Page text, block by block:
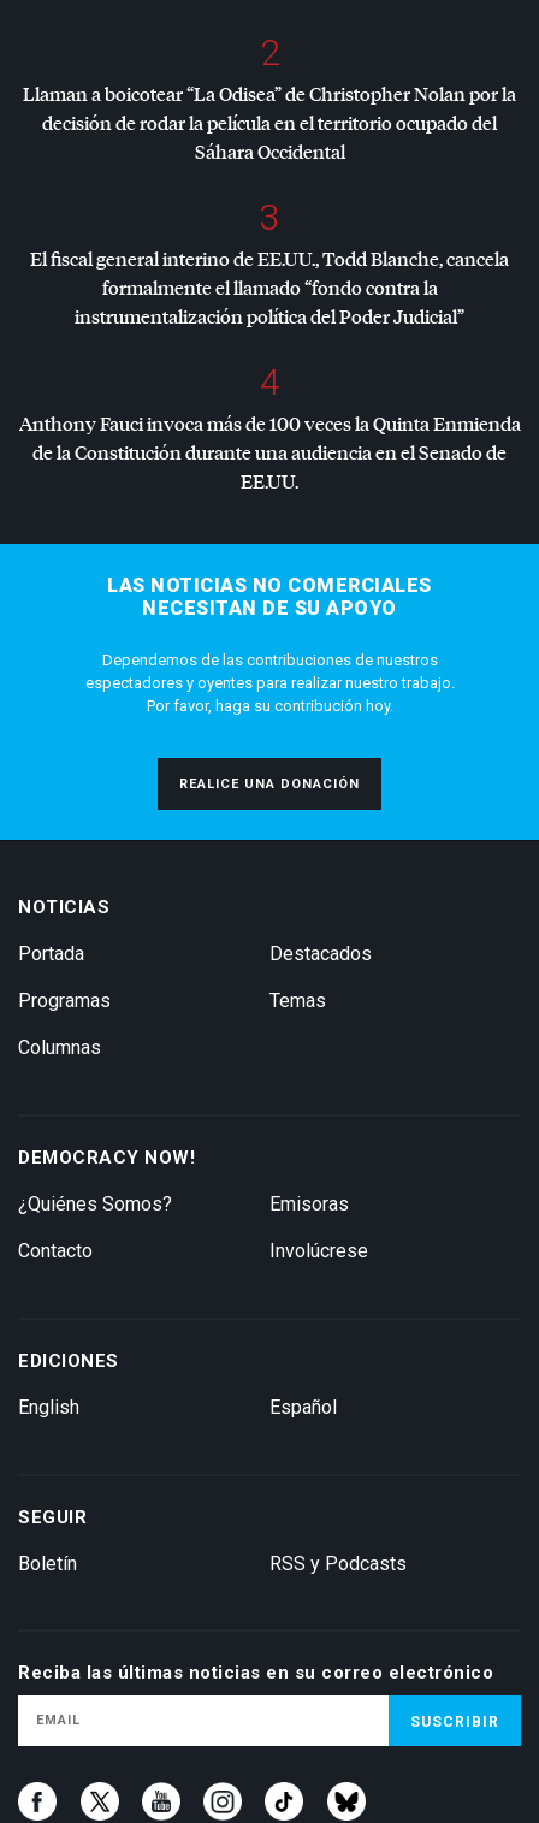
2
Llaman a boicotear “La Odisea” de Christopher Nolan por la
decisión de rodar la película en el territorio ocupado del
Sáhara Occidental
3
El fiscal general interino de EE.UU., Todd Blanche, cancela
formalmente el llamado “fondo contra la
instrumentalización política del Poder Judicial”
4
Anthony Fauci invoca más de 100 veces la Quinta Enmienda
de la Constitución durante una audiencia en el Senado de
EE.UU.
LAS NOTICIAS NO COMERCIALES
NECESITAN DE SU APOYO
Dependemos de las contribuciones de nuestros
espectadores y oyentes para realizar nuestro trabajo.
Por favor, haga su contribución hoy.
REALICE UNA DONACIÓN
NOTICIAS
Portada
Programas
Columnas
Destacados
Temas
DEMOCRACY NOW!
¿Quiénes Somos?
Contacto
Emisoras
Involúcrese
EDICIONES
English Español
SEGUIR
Boletín RSS y Podcasts
Reciba las últimas noticias en su correo electrónico